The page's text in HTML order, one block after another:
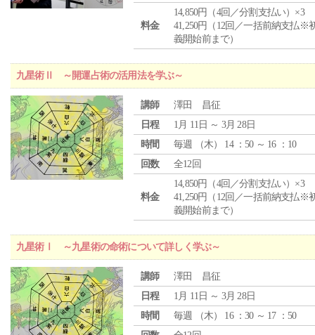
料金
14,850円（4回／分割支払い）×3
41,250円（12回／一括前納支払※
義開始前まで）
九星術Ⅱ ～開運占術の活用法を学ぶ～
講師
澤田 昌征
日程
1月 11日 ～ 3月 28日
時間
毎週 （木） 14 ：50 ～ 16 ：10
回数
全12回
料金
14,850円（4回／分割支払い）×3
41,250円（12回／一括前納支払※
義開始前まで）
九星術Ⅰ ～九星術の命術について詳しく学ぶ～
講師
澤田 昌征
日程
1月 11日 ～ 3月 28日
時間
毎週 （木） 16 ：30 ～ 17 ：50